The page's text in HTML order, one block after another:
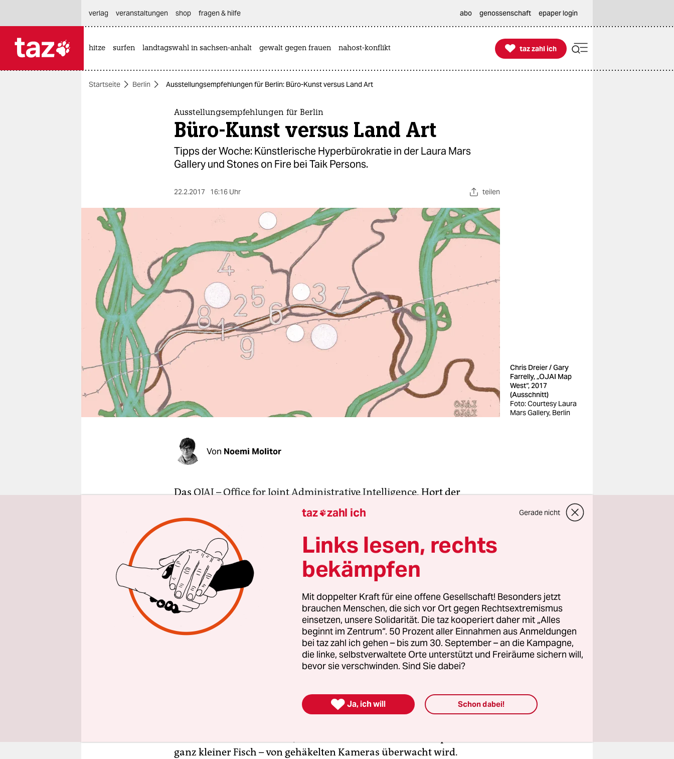
themen
berlin
nord
wahrheit
verlag
verlag
veranstaltungen
shop
fragen & hilfe
unterstützen
abo
verlag
veranstaltungen shop fragen & hilfe abo genossenschaft epaper login
hitze surfen landtagswahl in sachsen-anhalt gewalt gegen frauen nahost-konflikt 
taz zahl ich
taz zahl ich
Startseite Berlin Ausstellungsempfehlungen für Berlin: Büro-Kunst versus Land Art
Ausstellungsempfehlungen für Berlin
Büro-Kunst versus Land Art
Tipps der Woche: Künstlerische Hyperbürokratie in der Laura Mars
Gallery und Stones on Fire bei Taik Persons.
22.2.2017 16:16 Uhr teilen
Chris Dreier / Gary
Farrelly, „OJAI Map
West“, 2017
(Ausschnitt)
Foto: Courtesy Laura
Mars Gallery, Berlin
Von Noemi Molitor
DasOJAI – Office for Joint Administrative Intelligence, Hort der
Postkarten-Korrespondenz und künstlerischen Selbstkatalogisierung
vonChris Dreier Gary Farrelly , gewährt in der
uneingeschränkte Akteneinsicht.
Im OJAI-Archiv, einer Hängeregistratur, sind die Gipfeltreffen der
bilateralen Organisation protokolliert, dazwischen schwule
Weihnachtsmänner und Fahrtkostenrückerstattungsformulare. Die
Besucher_innen selbst erhalten Fragebögen, Anleitungen und
Wartenummern. Letztere fungieren bei der Finissage am 26. 3. als
Glücksspieleinsatz. Es lebe die Bingo-Bürokratie!
Mit Klemmbrett ausgestattet, gerät man in den Sog der
ganz kleiner Fisch – von gehäkelten Kameras überwacht wird.
taz zahl ich Gerade nicht
Links lesen, rechts
bekämpfen
Mit doppelter Kraft für eine offene Gesellschaft! Besonders jetzt
brauchen Menschen, die sich vor Ort gegen Rechtsextremismus
einsetzen, unsere Solidarität. Die taz kooperiert daher mit „Alles
beginnt im Zentrum“. 50 Prozent aller Einnahmen aus Anmeldungen
bei taz zahl ich gehen – bis zum 30. September – an die Kampagne,
die linke, selbstverwaltete Orte unterstützt und Freiräume sichern will,
bevor sie verschwinden. Sind Sie dabei?
 Ja, ich will Schon dabei!